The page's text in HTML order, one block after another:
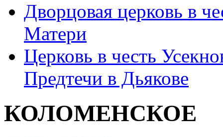
Дворцовая церковь в
Матери
Церковь в честь
Предтечи в Дьякове
КОЛОМЕНСКОЕ